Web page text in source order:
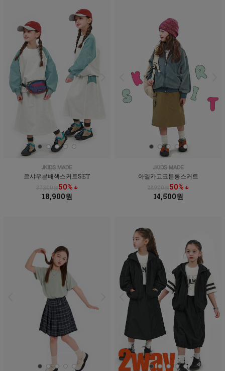
르샤우븐배색스커트SET
37,800원50% ↓
18,900원
아델카고코튼롱스커트
28,900원50% ↓
14,500원